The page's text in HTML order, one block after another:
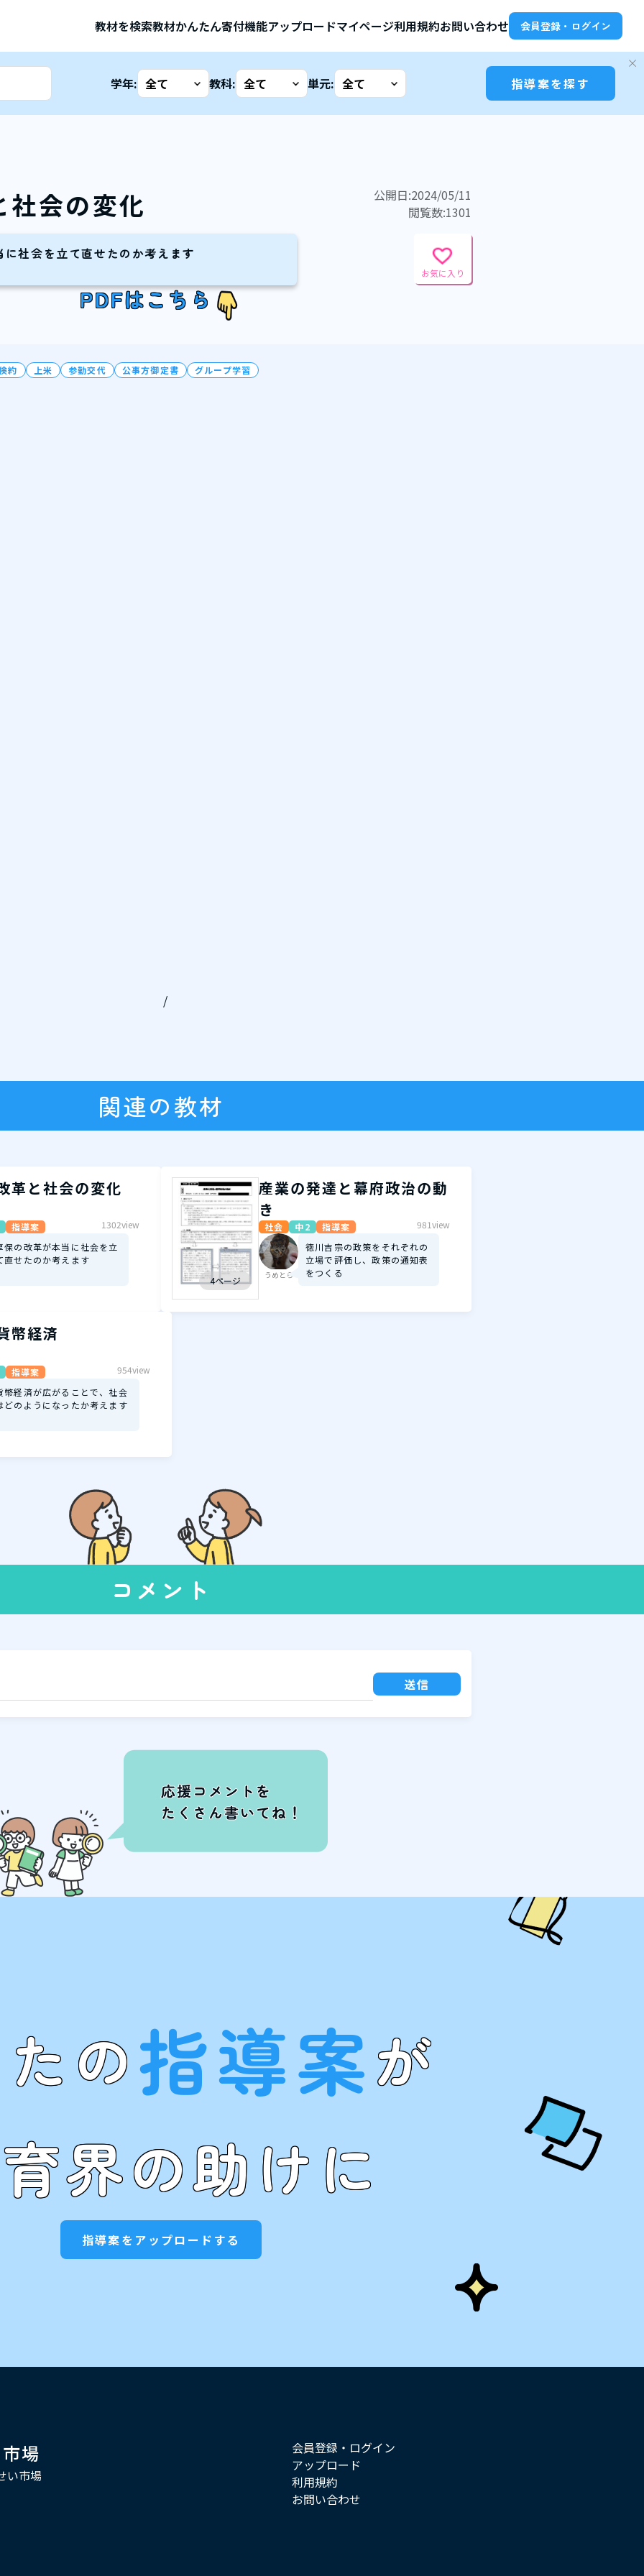
教材を検索教材かんたん寄付機能アップロードマイページ利用規約お問い合わせ 会員登録・ログイン
学年: 教科: 単元: 指導案を探す
社会の変化
公開日:2024/05/11
閲覧数:1301
社会を立て直せたのか考えます
お気に入り
PDFはこちら
約 上米 参勤交代 公事方御定書 グループ学習
/
関連の教材
革と社会の変化
指導案
1302view
保の改革が本当に社会を立
直せたのか考えます
4ページ
産業の発達と幕府政治の動
き
社会 中2 指導案 981view
うめとら
徳川吉宗の政策をそれぞれの
立場で評価し、政策の通知表
をつくる
幣経済
指導案
954view
幣経済が広がることで、社会
どのようになったか考えます
コメント
の指導案が
界の助けに
指導案をアップロードする
場
い市場
会員登録・ログイン
アップロード
利用規約
お問い合わせ